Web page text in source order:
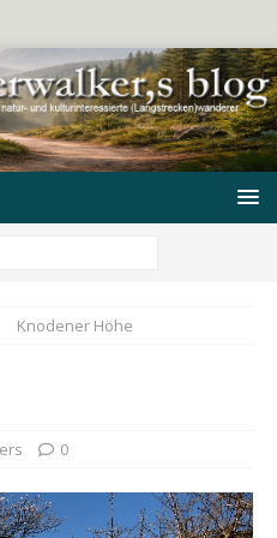
Knodener Höhe
0